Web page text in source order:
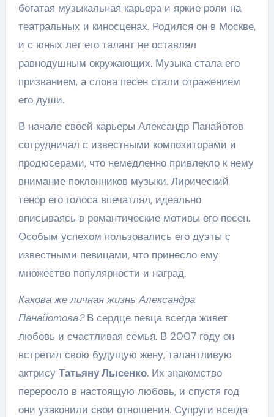
богатая музыкальная карьера и яркие роли на
театральных и киносценах. Родился он в Москве,
и с юных лет его талант не оставлял
равнодушным окружающих. Музыка стала его
призванием, а слова песен стали отражением
его души.
В начале своей карьеры Александр Панайотов
сотрудничал с известными композиторами и
продюсерами, что немедленно привлекло к нему
внимание поклонников музыки. Лирический
тенор его голоса впечатлял, идеально
вписываясь в романтические мотивы его песен.
Особым успехом пользовались его дуэты с
известными певицами, что принесло ему
множество популярности и наград.
Какова же личная жизнь Александра
Панайотова?В сердце певца всегда живет
любовь и счастливая семья. В 2007 году он
встретил свою будущую жену, талантливую
актрису Татьяну Лысенко. Их знакомство
переросло в настоящую любовь, и спустя год
они узаконили свои отношения. Супруги всегда